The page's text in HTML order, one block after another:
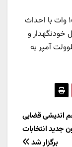
وی افزود:در این پروژه ٨١ عدد چراغ گازي ١٥٠ وات با احداث
خودنگهدار و
ترانسفورماتور به ظرفیت ٢٥ كیلوولت آمپر به
قضایی
جدید انتخابات
برگزار شد